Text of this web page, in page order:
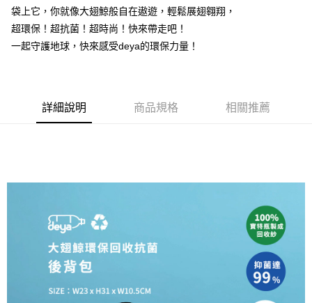
※ 交易是否成功請以「AFTEE先享後付 」之結帳頁面顯示為準，若有關於
是否繳費成功／繳費後需取消欲退款等相關疑問，請聯繫「AFTEE先享後付
客戶支援中心」https://netprotections.freshdesk.com/support/home
２．關於個人資料處理事宜，請瀏覽以下網址：
時審查核予不同之上限額度；若仍有額度不足之情形，本公司將視審查結果
５．嚴禁一人註冊多個帳號或使用他人資訊註冊。若發現惡意使用之情形，
恩沛科技股份有限公司將有權停止該用戶之使用額度並採取法律行動。
袋上它，你就像大翅鯨般自在遨遊，輕鬆展翅翱翔，
超環保！超抗菌！超時尚！快來帶走吧！
一起守護地球，快來感受deya的環保力量！
詳細說明 商品規格 相關推薦